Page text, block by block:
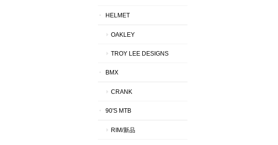
HELMET
OAKLEY
TROY LEE DESIGNS
BMX
CRANK
90'S MTB
RIM/新品